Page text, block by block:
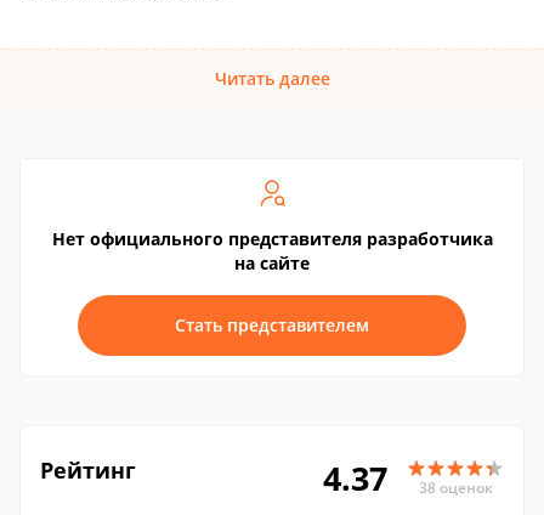
Читать далее
Нет официального представителя разработчика
на сайте
Стать представителем
Рейтинг 4.37 38 оценок